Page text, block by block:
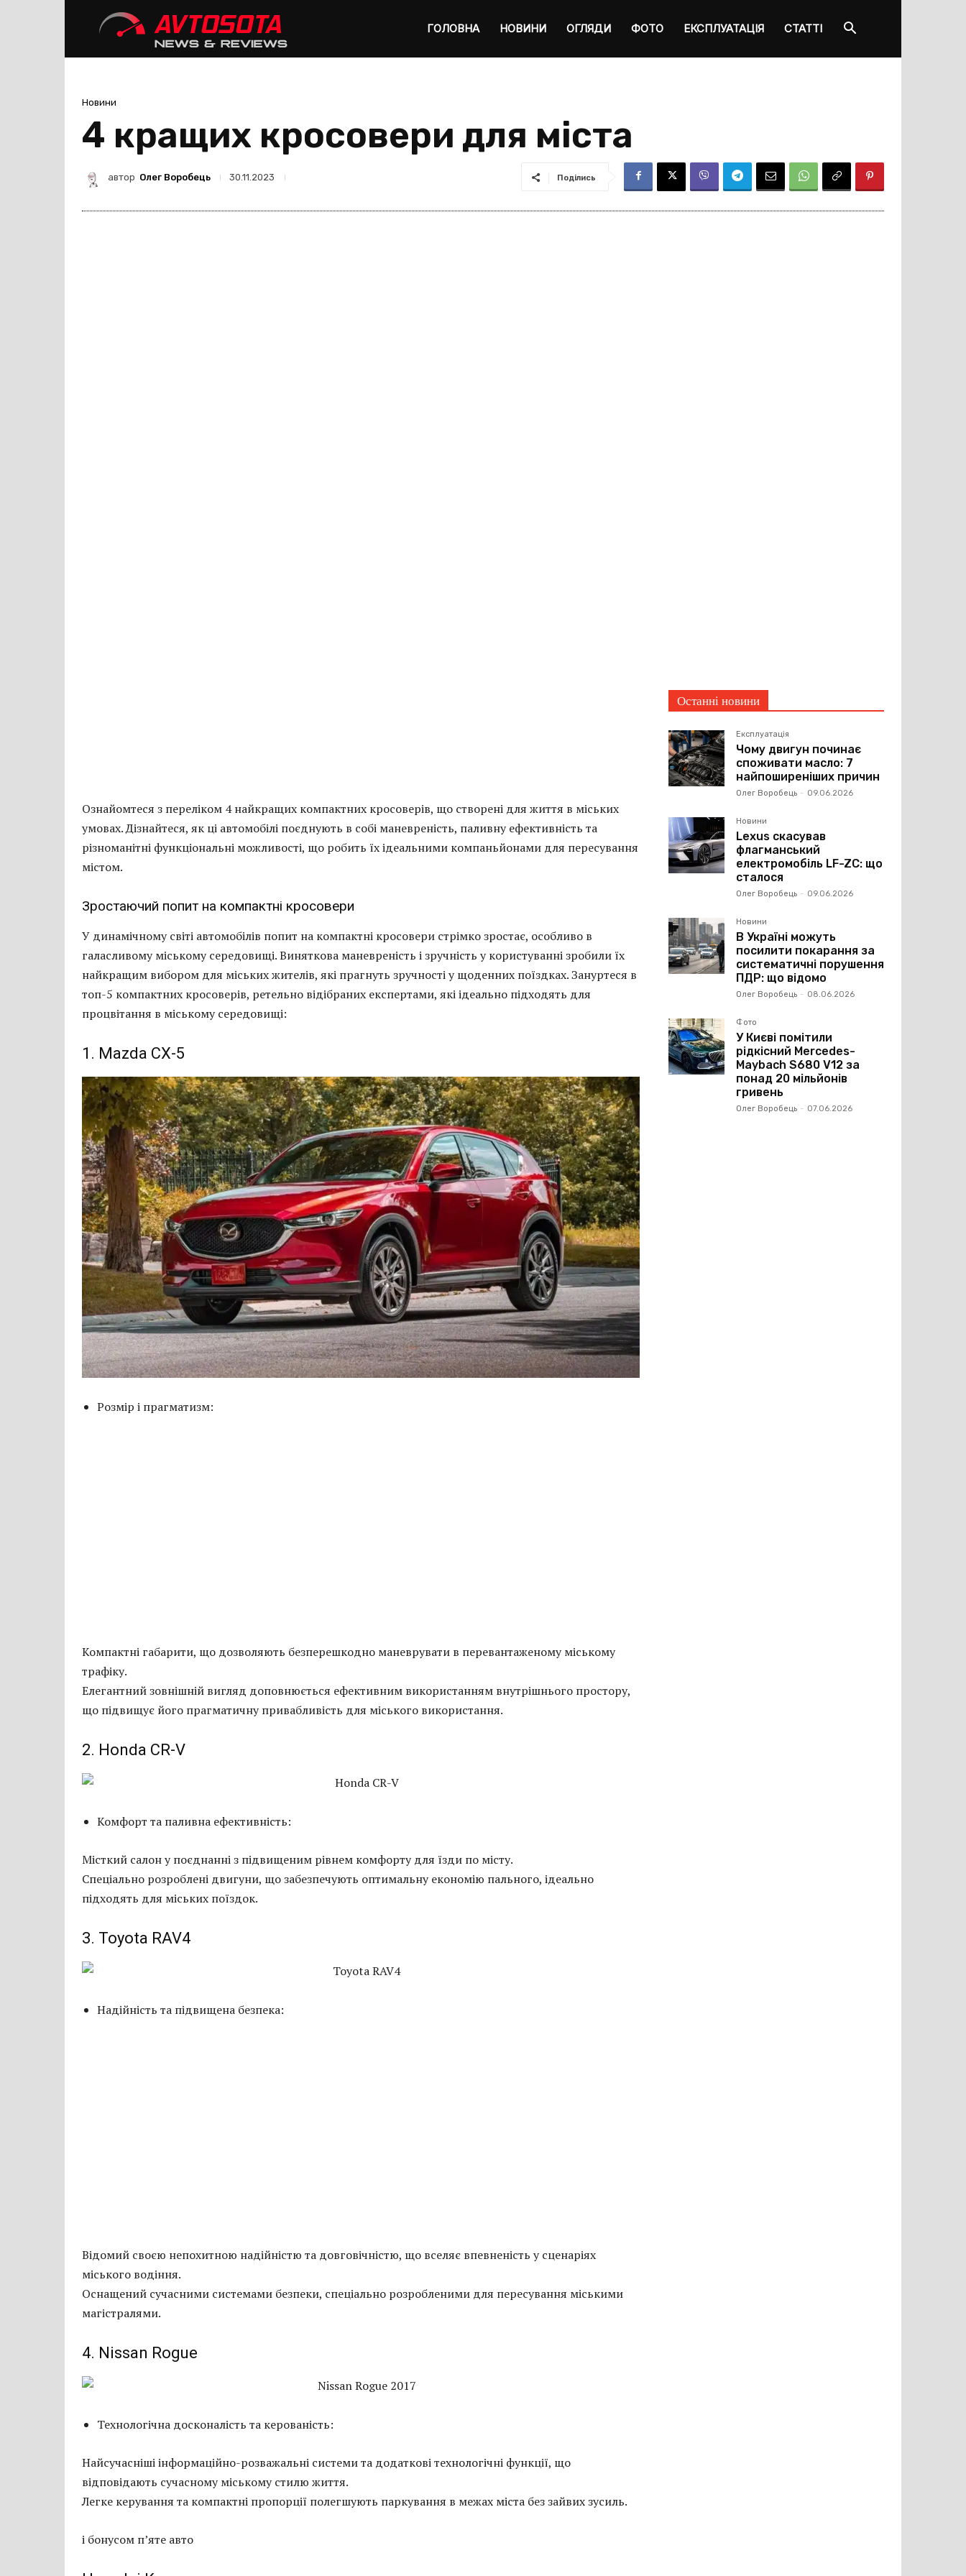
ГОЛОВНА НОВИНИ ОГЛЯДИ ФОТО ЕКСПЛУАТАЦІЯ СТАТТІ
Новини
4 кращих кросовери для міста
автор Олег Воробець 30.11.2023 Поділись
Ознайомтеся з переліком 4 найкращих компактних кросоверів, що створені для життя в міських
умовах. Дізнайтеся, як ці автомобілі поєднують в собі маневреність, паливну ефективність та
різноманітні функціональні можливості, що робить їх ідеальними компаньйонами для пересування
містом.
Зростаючий попит на компактні кросовери
У динамічному світі автомобілів попит на компактні кросовери стрімко зростає, особливо в
галасливому міському середовищі. Виняткова маневреність і зручність у користуванні зробили їх
найкращим вибором для міських жителів, які прагнуть зручності у щоденних поїздках. Зануртеся в
топ-5 компактних кросоверів, ретельно відібраних експертами, які ідеально підходять для
процвітання в міському середовищі:
1. Mazda CX-5
Розмір і прагматизм:
Компактні габарити, що дозволяють безперешкодно маневрувати в перевантаженому міському
трафіку.
Елегантний зовнішній вигляд доповнюється ефективним використанням внутрішнього простору,
що підвищує його прагматичну привабливість для міського використання.
2. Honda CR-V
Комфорт та паливна ефективність:
Місткий салон у поєднанні з підвищеним рівнем комфорту для їзди по місту.
Спеціально розроблені двигуни, що забезпечують оптимальну економію пального, ідеально
підходять для міських поїздок.
3. Toyota RAV4
Надійність та підвищена безпека:
Відомий своєю непохитною надійністю та довговічністю, що вселяє впевненість у сценаріях
міського водіння.
Оснащений сучасними системами безпеки, спеціально розробленими для пересування міськими
магістралями.
4. Nissan Rogue
Технологічна досконалість та керованість:
Найсучасніші інформаційно-розважальні системи та додаткові технологічні функції, що
відповідають сучасному міському стилю життя.
Легке керування та компактні пропорції полегшують паркування в межах міста без зайвих зусиль.
і бонусом п’яте авто
Останні новини
Експлуатація
Чому двигун починає
споживати масло: 7
найпоширеніших причин
Олег Воробець - 09.06.2026
Новини
Lexus скасував
флагманський
електромобіль LF-ZC: що
сталося
Олег Воробець - 09.06.2026
Новини
В Україні можуть
посилити покарання за
систематичні порушення
ПДР: що відомо
Олег Воробець - 08.06.2026
Фото
У Києві помітили
рідкісний Mercedes-
Maybach S680 V12 за
понад 20 мільйонів
гривень
Олег Воробець - 07.06.2026